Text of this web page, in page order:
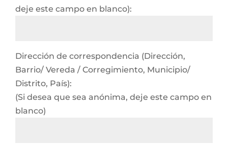
deje este campo en blanco):
Dirección de correspondencia (Dirección,
Barrio/ Vereda / Corregimiento, Municipio/
Distrito, País):
(Si desea que sea anónima, deje este campo en
blanco)